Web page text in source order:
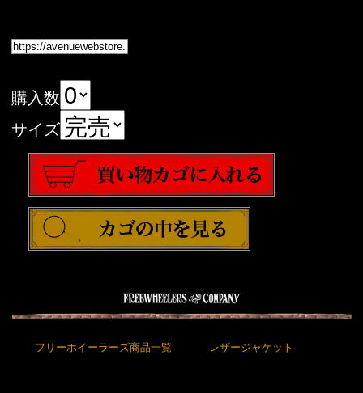
購入数
サイズ
フリーホイーラーズ商品一覧 レザージャケット